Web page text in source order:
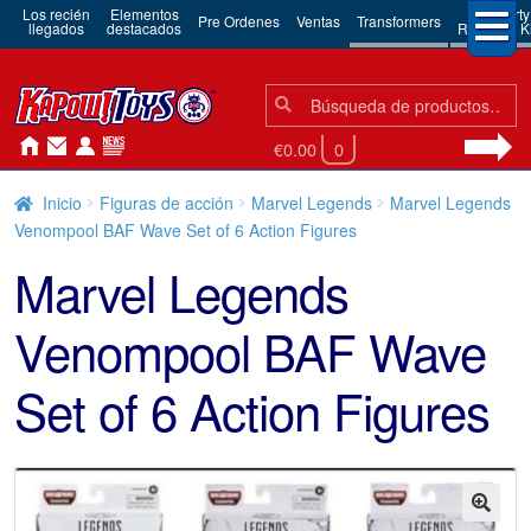
Los recién
llegados
Elementos
destacados Pre Ordenes Ventas Transformers 3rd Party
Robots &
Búsqueda:
Búsqueda
€0.00 0
Inicio Figuras de acción Marvel Legends
Marvel Legends
Venompool BAF Wave Set of 6 Action Figures
Marvel Legends
Venompool BAF Wave
Set of 6 Action Figures